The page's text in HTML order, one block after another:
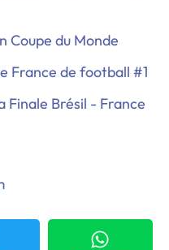
Coupe du Monde
France de football #1
Finale Brésil - France